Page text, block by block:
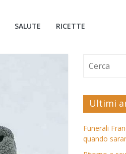
SALUTE RICETTE
Ultimi
Funerali
quando